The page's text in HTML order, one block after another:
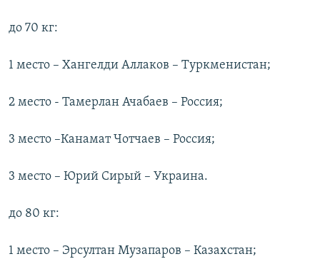
до 70 кг:
1 место – Хангелди Аллаков – Туркменистан;
2 место - Тамерлан Ачабаев – Россия;
3 место –Канамат Чотчаев – Россия;
3 место – Юрий Сирый – Украина.
до 80 кг:
1 место – Эрсултан Музапаров – Казахстан;